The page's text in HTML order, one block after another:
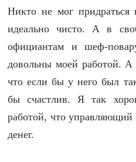
Никто не мог
идеально чисто. А в
официантам и шеф-
довольны моей работой. А
что если бы у него был
бы счастлив. Я так
работой, что управляющий
денег.